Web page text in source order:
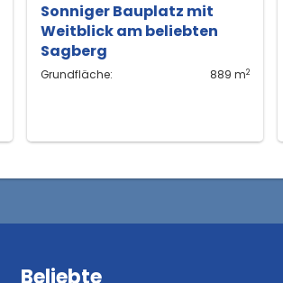
Sonniger Bauplatz mit
Weitblick am beliebten
Sagberg
Grundfläche: 889 m2
Beliebte